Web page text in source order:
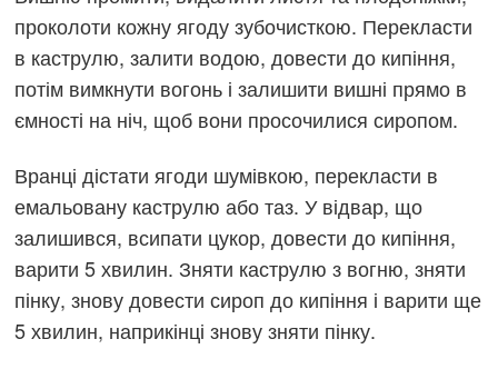
проколоти кожну ягоду зубочисткою. Перекласти
в каструлю, залити водою, довести до кипіння,
потім вимкнути вогонь і залишити вишні прямо в
ємності на ніч, щоб вони просочилися сиропом.
Вранці дістати ягоди шумівкою, перекласти в
емальовану каструлю або таз. У відвар, що
залишився, всипати цукор, довести до кипіння,
варити 5 хвилин. Зняти каструлю з вогню, зняти
пінку, знову довести сироп до кипіння і варити ще
5 хвилин, наприкінці знову зняти пінку.